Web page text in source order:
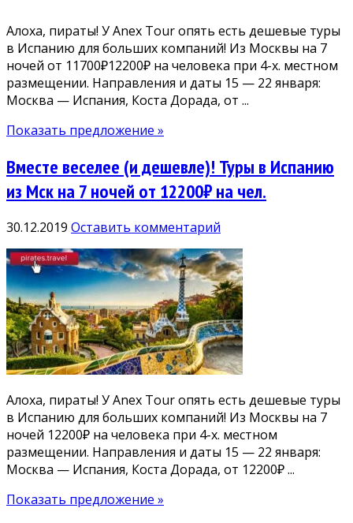
Алоха, пираты! У Anex Tour опять есть дешевые туры
в Испанию для больших компаний! Из Москвы на 7
ночей от 11700₽12200₽ на человека при 4-х. местном
размещении. Направления и даты 15 — 22 января:
Москва — Испания, Коста Дорада, от ...
Показать предложение »
Вместе веселее (и дешевле)! Туры в Испанию
из Мск на 7 ночей от 12200₽ на чел.
30.12.2019 Оставить комментарий
Алоха, пираты! У Anex Tour опять есть дешевые туры
в Испанию для больших компаний! Из Москвы на 7
ночей 12200₽ на человека при 4-х. местном
размещении. Направления и даты 15 — 22 января:
Москва — Испания, Коста Дорада, от 12200₽ ...
Показать предложение »